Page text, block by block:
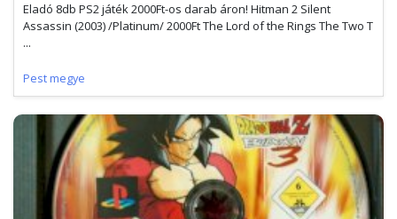
Eladó 8db PS2 játék 2000Ft-os darab áron! Hitman 2 Silent
Assassin (2003) /Platinum/ 2000Ft The Lord of the Rings The Two T
...
Pest megye